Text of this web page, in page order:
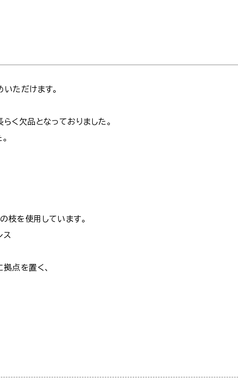
ただけます。
く欠品となっておりました。
枝を使用しています。
ス
点を置く、